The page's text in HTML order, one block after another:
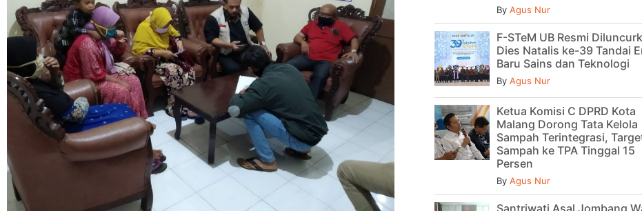
By Agus Nur
F-STeM UB Resmi
Dies Natalis ke-39 Tandai
Baru Sains dan Teknologi
By Agus Nur
Ketua Komisi C DPRD Kota
Malang Dorong Tata Kelola
Sampah Terintegrasi,
Sampah ke TPA Tinggal 15
Persen
By Agus Nur
Santriwati Asal Jombang